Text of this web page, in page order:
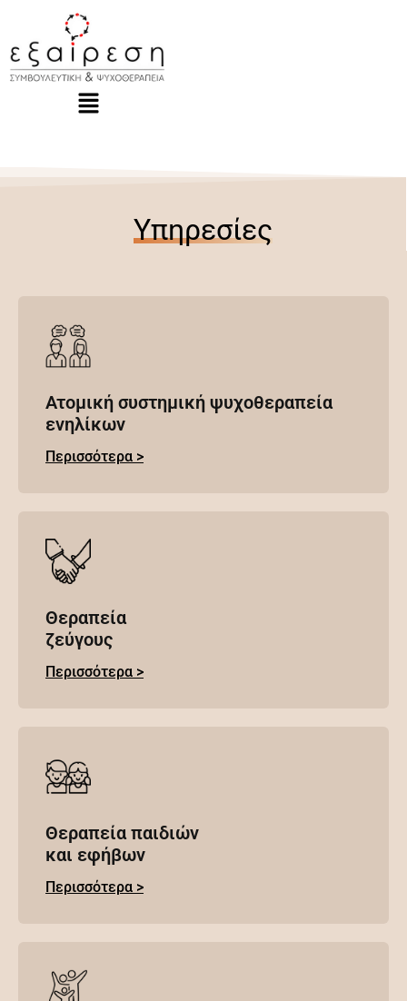
Υπηρεσίες
Ατομική συστημική ψυχοθεραπεία
ενηλίκων
Περισσότερα >
Θεραπεία
ζεύγους
Περισσότερα >
Θεραπεία παιδιών
και εφήβων
Περισσότερα >